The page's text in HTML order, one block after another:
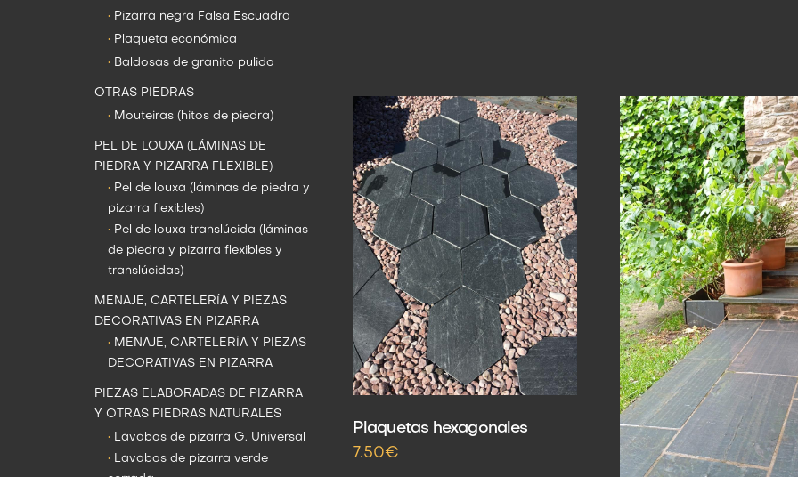
• Pizarra negra Falsa Escuadra
• Plaqueta económica
• Baldosas de granito pulido
OTRAS PIEDRAS
• Mouteiras (hitos de piedra)
PEL DE LOUXA (LÁMINAS DE
PIEDRA Y PIZARRA FLEXIBLE)
• Pel de louxa (láminas de piedra y
pizarra flexibles)
• Pel de louxa translúcida (láminas
de piedra y pizarra flexibles y
translúcidas)
MENAJE, CARTELERÍA Y PIEZAS
DECORATIVAS EN PIZARRA
• MENAJE, CARTELERÍA Y PIEZAS
DECORATIVAS EN PIZARRA
PIEZAS ELABORADAS DE PIZARRA
Y OTRAS PIEDRAS NATURALES
• Lavabos de pizarra G. Universal
• Lavabos de pizarra verde
Plaquetas hexagonales
7.50€